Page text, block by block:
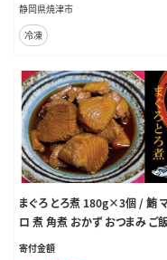
静岡県焼津市
冷凍
まぐろ とろ煮 180g×3個 / 鮪
ロ 煮 角煮 おかず おつまみ ご
お供 人気 トロ 南紀勝浦【ttk007
寄付金額